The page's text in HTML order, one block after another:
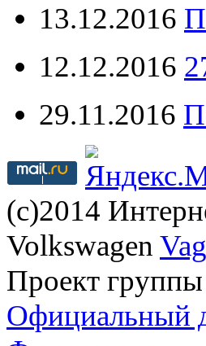
13.12.2016
12.12.2016
29.11.2016
(с)2014
Volkswagen
Проект
Официальный